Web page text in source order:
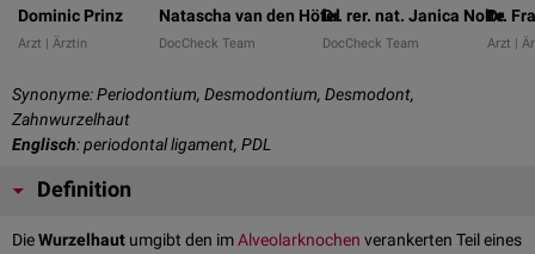
Dominic Prinz
Arzt | Ärztin
Natascha van den Höfel
DocCheck Team
Dr. rer. nat. Janica Nolte
DocCheck Team
Dr.
Arzt |
Synonyme: Periodontium, Desmodontium, Desmodont,
Zahnwurzelhaut
Englisch: periodontal ligament, PDL
Definition
DieWurzelhaut umgibt den imAlveolarknochen verankerten Teil eines